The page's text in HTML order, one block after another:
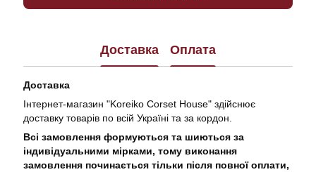
Доставка Оплата
Доставка
Інтернет-магазин "Koreiko Corset House" здійснює
доставку товарів по всій Україні та за кордон.
Всі замовлення формуються та шиються за
індивідуальними мірками, тому виконання
замовлення починається тільки після повної оплати,